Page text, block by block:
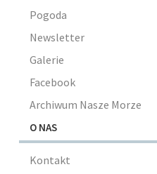
Pogoda
Newsletter
Galerie
Facebook
Archiwum Nasze Morze
O NAS
Kontakt